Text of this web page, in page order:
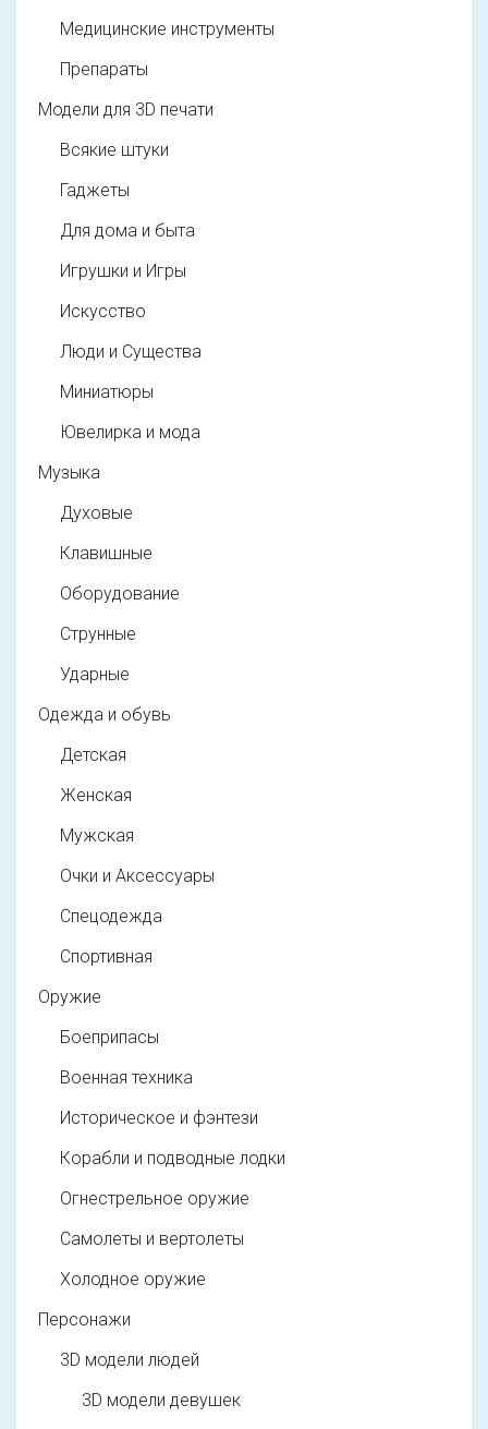
Медицинские инструменты
Препараты
Модели для 3D печати
Всякие штуки
Гаджеты
Для дома и быта
Игрушки и Игры
Искусство
Люди и Существа
Миниатюры
Ювелирка и мода
Музыка
Духовые
Клавишные
Оборудование
Струнные
Ударные
Одежда и обувь
Детская
Женская
Мужская
Очки и Аксессуары
Спецодежда
Спортивная
Оружие
Боеприпасы
Военная техника
Историческое и фэнтези
Корабли и подводные лодки
Огнестрельное оружие
Самолеты и вертолеты
Холодное оружие
Персонажи
3D модели людей
3D модели девушек